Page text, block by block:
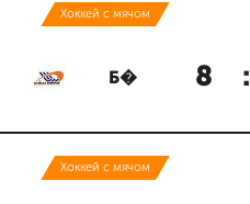
Хоккей с мячом
Б� 8 :
Хоккей с мячом